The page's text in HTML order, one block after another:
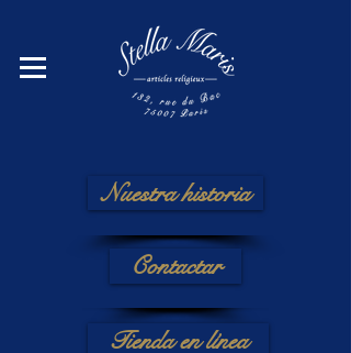
Nuestra historia
Contactar
Tienda en línea